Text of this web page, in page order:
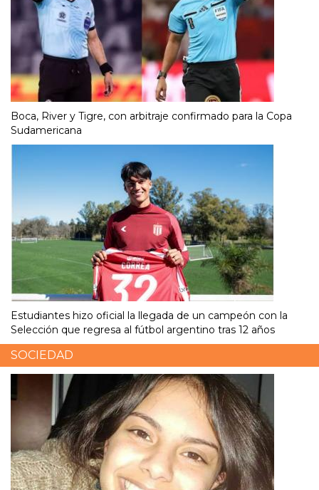
Boca, River y Tigre, con arbitraje confirmado para la Copa
Sudamericana
Estudiantes hizo oficial la llegada de un campeón con la
Selección que regresa al fútbol argentino tras 12 años
SOCIEDAD